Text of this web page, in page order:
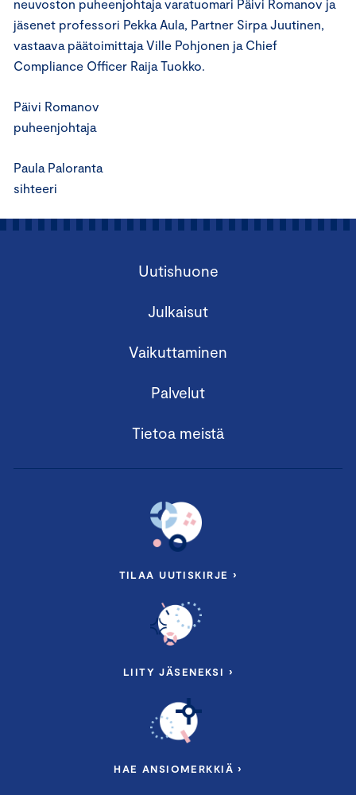
neuvoston puheenjohtaja varatuomari Päivi Romanov ja
jäsenet professori Pekka Aula, Partner Sirpa Juutinen,
vastaava päätoimittaja Ville Pohjonen ja Chief
Compliance Officer Raija Tuokko.
Päivi Romanov
puheenjohtaja
Paula Paloranta
sihteeri
Uutishuone
Julkaisut
Vaikuttaminen
Palvelut
Tietoa meistä
TILAA UUTISKIRJE ›
LIITY JÄSENEKSI ›
HAE ANSIOMERKKIÄ ›